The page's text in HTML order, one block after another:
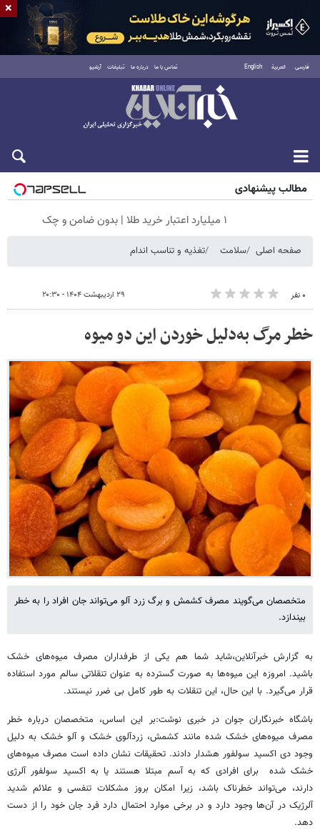
فارسی العربية English تماس با ما درباره ما تبلیغات آرشیو
شنبه ۱۷ مرداد ۱۴۰۵
مطالب پیشنهادی
۱ میلیارد اعتبار خرید طلا | بدون ضامن و چک
صفحه اصلی سلامت تغذیه و تناسب اندام
۰ نفر ۲۹ اردیبهشت ۱۴۰۴ - ۲۰:۳۰
خطر مرگ به‌دلیل خوردن این دو میوه
متخصصان می‌گویند مصرف کشمش و برگ زرد آلو می‌تواند جان افراد را به خطر
بیندازد.
به گزارش خبرآنلاین،شاید شما هم یکی از طرفداران مصرف میوه‌های خشک
باشید. امروزه این میوه‌ها به صورت گسترده به عنوان تنقلاتی سالم مورد استفاده
قرار می‌گیرد. با این حال، این تنقلات به طور کامل بی ضرر نیستند.
باشگاه خبرنگاران جوان در خبری نوشت:بر این اساس، متخصصان درباره خطر
مصرف میوه‌های خشک شده مانند کشمش، زردآلوی خشک و آلو خشک به دلیل
وجود دی اکسید سولفور هشدار دادند. تحقیقات نشان داده است مصرف میوه‌های
خشک شده برای افرادی که به آسم مبتلا هستند یا به اکسید سولفور آلرژی
دارند، می‌تواند خطرناک باشد، زیرا امکان بروز مشکلات تنفسی و علائم شدید
آلرژیک در آن‌ها وجود دارد و در برخی موارد احتمال دارد فرد جان خود را از دست
دهد.
×